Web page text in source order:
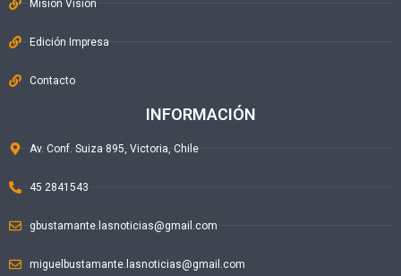
Misión Visión
Edición Impresa
Contacto
INFORMACIÓN
Av. Conf. Suiza 895, Victoria, Chile
45 2841543
gbustamante.lasnoticias@gmail.com
miguelbustamante.lasnoticias@gmail.com